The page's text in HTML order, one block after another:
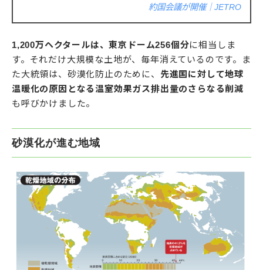
約国会議が開催｜JETRO
1,200万ヘクタールは、東京ドーム256個分に相当しま
す。それだけ大規模な土地が、毎年消えているのです。ま
た大統領は、砂漠化防止のために、 先進国に対して地球
温暖化の原因となる温室効果ガス排出量のさらなる削減
も呼びかけました。
砂漠化が進む地域